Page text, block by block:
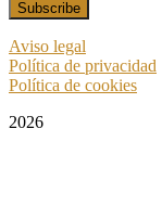
Aviso legal
Política de privacidad
Política de cookies
2026